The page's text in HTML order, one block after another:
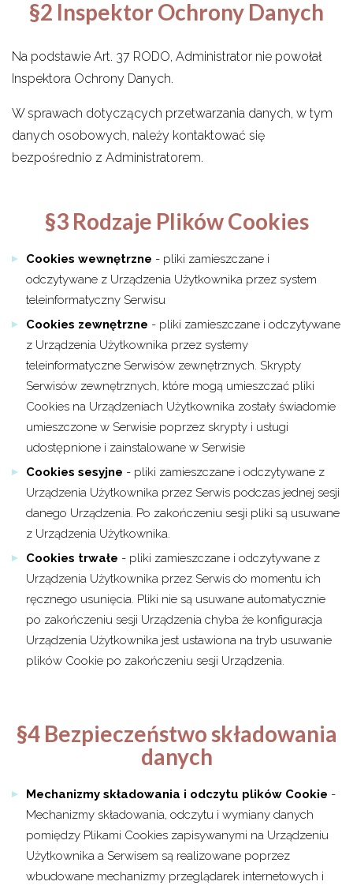
§2 Inspektor Ochrony Danych
Na podstawie Art. 37 RODO, Administrator nie powołał
Inspektora Ochrony Danych.
W sprawach dotyczących przetwarzania danych, w tym
danych osobowych, należy kontaktować się
bezpośrednio z Administratorem.
§3 Rodzaje Plików Cookies
Cookies wewnętrzne - pliki zamieszczane i
odczytywane z Urządzenia Użytkownika przez system
teleinformatyczny Serwisu
Cookies zewnętrzne - pliki zamieszczane i odczytywane
z Urządzenia Użytkownika przez systemy
teleinformatyczne Serwisów zewnętrznych. Skrypty
Serwisów zewnętrznych, które mogą umieszczać pliki
Cookies na Urządzeniach Użytkownika zostały świadomie
umieszczone w Serwisie poprzez skrypty i usługi
udostępnione i zainstalowane w Serwisie
Cookies sesyjne - pliki zamieszczane i odczytywane z
Urządzenia Użytkownika przez Serwis podczas jednej sesji
danego Urządzenia. Po zakończeniu sesji pliki są usuwane
z Urządzenia Użytkownika.
Cookies trwałe - pliki zamieszczane i odczytywane z
Urządzenia Użytkownika przez Serwis do momentu ich
ręcznego usunięcia. Pliki nie są usuwane automatycznie
po zakończeniu sesji Urządzenia chyba że konfiguracja
Urządzenia Użytkownika jest ustawiona na tryb usuwanie
plików Cookie po zakończeniu sesji Urządzenia.
§4 Bezpieczeństwo składowania
danych
Mechanizmy składowania i odczytu plików Cookie -
Mechanizmy składowania, odczytu i wymiany danych
pomiędzy Plikami Cookies zapisywanymi na Urządzeniu
Użytkownika a Serwisem są realizowane poprzez
wbudowane mechanizmy przeglądarek internetowych i